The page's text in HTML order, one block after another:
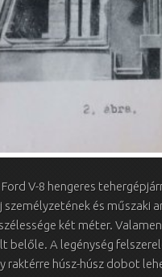
V-8 hengeres
és műszaki
két méter.
belőle. A legénység
raktérre húsz-húsz dobot